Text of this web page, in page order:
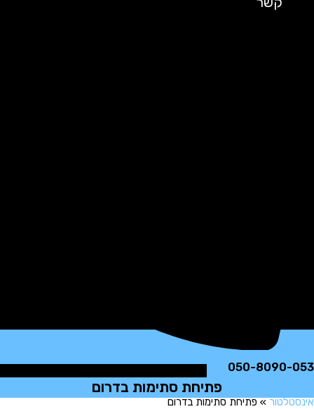
050-
פתיחת סתימות בדרום
»פתיחת סתימות בדרום